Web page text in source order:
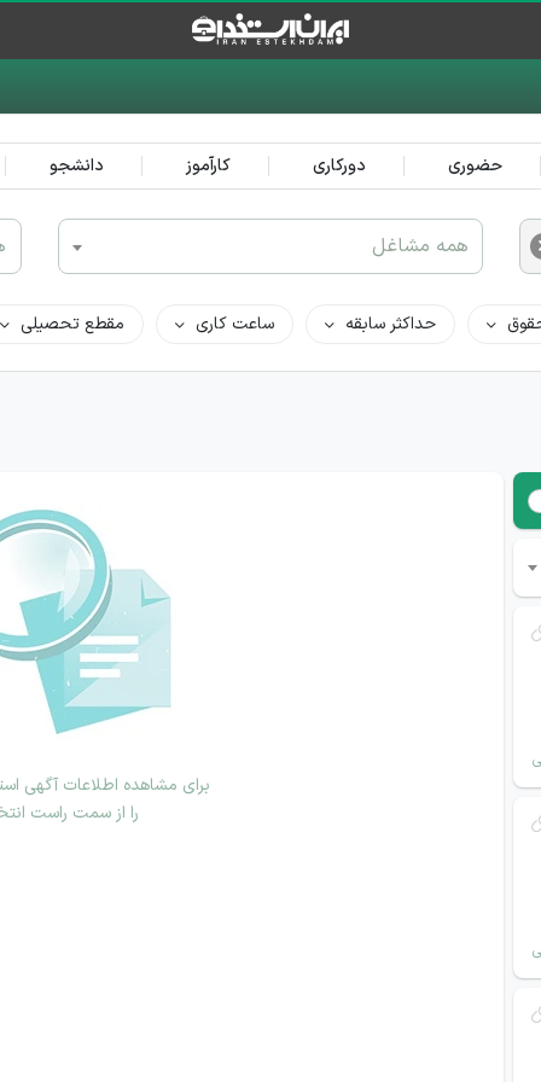
حضوری دورکاری کارآموز دانشجو
همه مشاغل
حداکثر سابقه ساعت کاری مقطع تحصیلی
برای مشاهده اطلاعات آگهی
را از سمت راست